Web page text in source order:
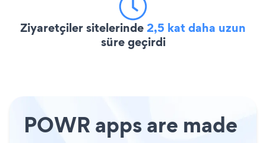
Ziyaretçiler sitelerinde2,5 kat daha uzun
süre geçirdi
POWR apps are made